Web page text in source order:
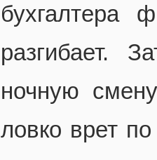
бухгалтера
разгибает.
ночную
ловко врет